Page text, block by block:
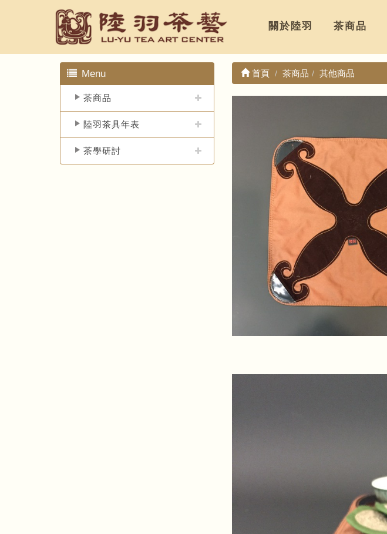
關於陸羽 茶商品
首頁 茶商品 其他商品
Menu
茶商品
陸羽茶具年表
茶學研討